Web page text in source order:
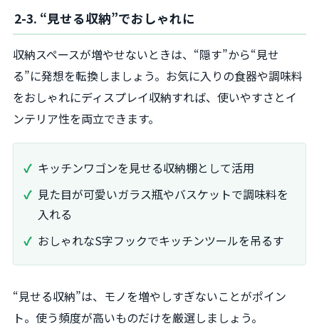
2-3. “見せる収納”でおしゃれに
収納スペースが増やせないときは、“隠す”から“見せ
る”に発想を転換しましょう。お気に入りの食器や調味料
をおしゃれにディスプレイ収納すれば、使いやすさとイ
ンテリア性を両立できます。
キッチンワゴンを見せる収納棚として活用
見た目が可愛いガラス瓶やバスケットで調味料を
入れる
おしゃれなS字フックでキッチンツールを吊るす
“見せる収納”は、モノを増やしすぎないことがポイン
ト。使う頻度が高いものだけを厳選しましょう。